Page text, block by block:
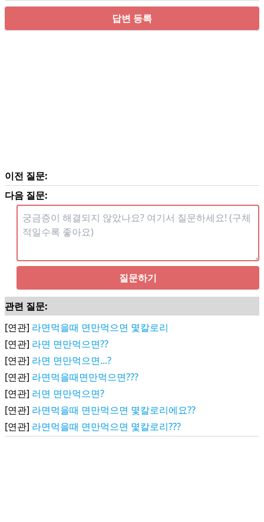
답변 등록
이전 질문:
다음 질문:
질문하기
관련 질문:
[연관] 라면먹을때 면만먹으면 몇칼로리
[연관] 라면 면만먹으면??
[연관] 라면 면만먹으면...?
[연관] 라면먹을때면만먹으면???
[연관] 러면 면만먹으면?
[연관] 라면먹을때 면만먹으면 몇칼로리에요??
[연관] 라면먹을때 면만먹으면 몇칼로리???